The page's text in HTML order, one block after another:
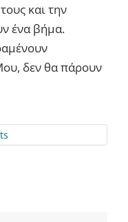
και την
ένα βήμα.
δεν θα πάρουν